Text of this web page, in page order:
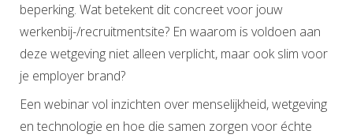
beperking. Wat betekent dit concreet voor jouw
werkenbij-/recruitmentsite? En waarom is voldoen aan
deze wetgeving niet alleen verplicht, maar ook slim voor
je employer brand?
Een webinar vol inzichten over menselijkheid, wetgeving
en technologie en hoe die samen zorgen voor échte